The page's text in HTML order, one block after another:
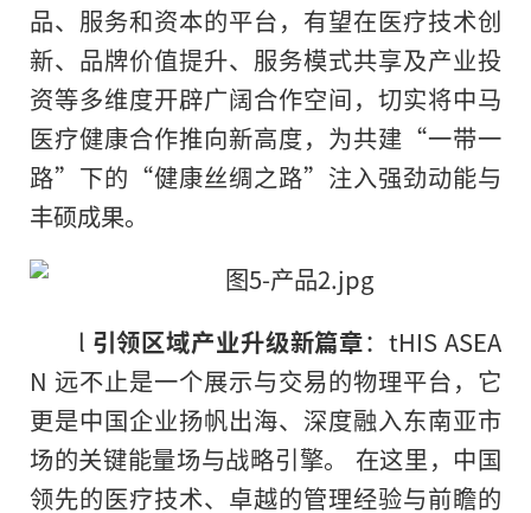
品、服务和资本的平台，有望在医疗技术创
新、品牌价值提升、服务模式共享及产业投
资等多维度开辟广阔合作空间，切实将中马
医疗健康合作推向新高度，为共建“一带一
路”下的“健康丝绸之路”注入强劲动能与
丰硕成果。
l 引领区域产业升级新篇章：tHIS ASEA
N 远不止是一个展示与交易的物理平台，它
更是中国企业扬帆出海、深度融入东南亚市
场的关键能量场与战略引擎。 在这里，中国
领先的医疗技术、卓越的管理经验与前瞻的